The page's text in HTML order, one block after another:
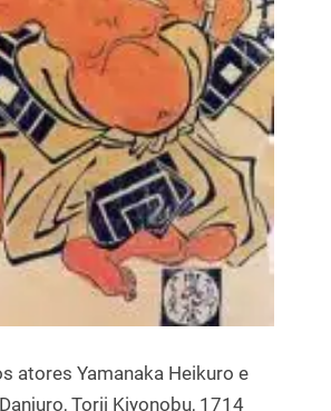
atores Yamanaka Heikuro e
Torii Kiyonobu, 1714